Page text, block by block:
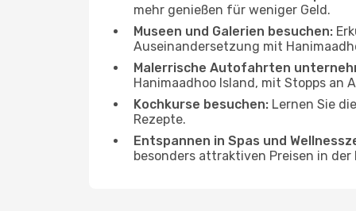
mehr genießen für weniger Geld.
Museen und Galerien besuchen:
Auseinandersetzung mit
Malerrische Autofahrten
Hanimaadhoo Island, mit Stopps
Kochkurse besuchen: Lernen Sie
Rezepte.
Entspannen in Spas und
besonders attraktiven Preisen in der